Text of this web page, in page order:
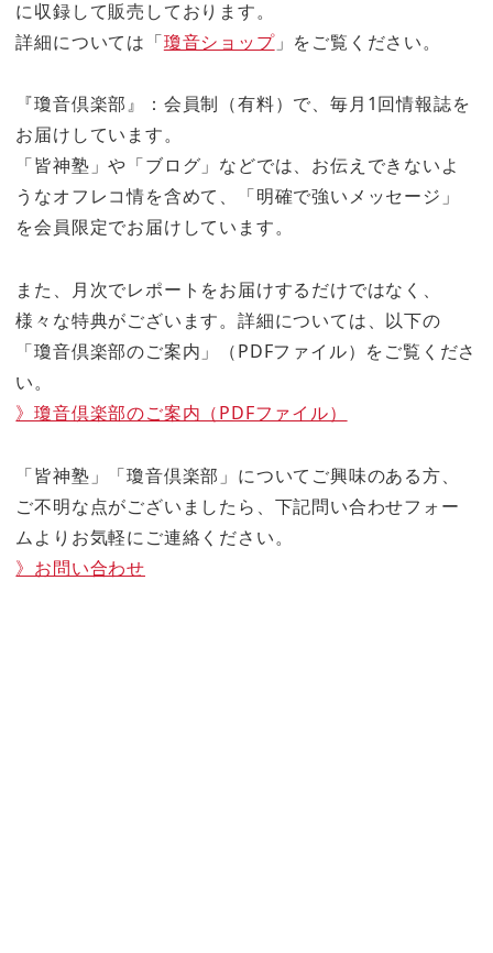
に収録して販売しております。
詳細については「瓊音ショップ」をご覧ください。
『瓊音倶楽部』：会員制（有料）で、毎月1回情報誌を
お届けしています。
「皆神塾」や「ブログ」などでは、お伝えできないよ
うなオフレコ情を含めて、「明確で強いメッセージ」
を会員限定でお届けしています。
また、月次でレポートをお届けするだけではなく、
様々な特典がございます。詳細については、以下の
「瓊音倶楽部のご案内」（PDFファイル）をご覧くださ
い。
》瓊音倶楽部のご案内（PDFファイル）
「皆神塾」「瓊音倶楽部」についてご興味のある方、
ご不明な点がございましたら、下記問い合わせフォー
ムよりお気軽にご連絡ください。
》お問い合わせ